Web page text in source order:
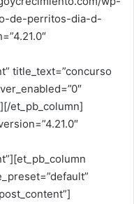
de-perritos-dia-d-
title_text=”concurso
et_pb_column]